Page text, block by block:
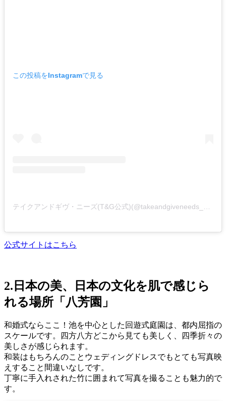
この投稿をInstagramで見る
公式サイトはこちら
2.日本の美、日本の文化を肌で感じら
れる場所「八芳園」
和婚式ならここ！池を中心とした回遊式庭園は、都内屈指の
スケールです。四方八方どこから見ても美しく、四季折々の
美しさが感じられます。
和装はもちろんのことウェディングドレスでもとても写真映
えすること間違いなしです。
丁寧に手入れされた竹に囲まれて写真を撮ることも魅力的で
す。